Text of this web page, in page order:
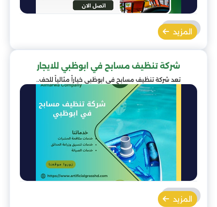
المزيد
شركة تنظيف مسابح في ابوظبي للايجار
تعد شركة تنظيف مسابح في ابوظبي خياراً مثالياً للحف..
المزيد